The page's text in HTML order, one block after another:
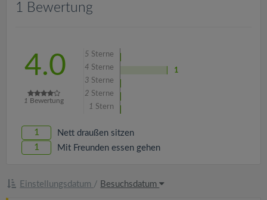
1 Bewertung
4.0
1 Bewertung
5 Sterne
4 Sterne
1
3 Sterne
2 Sterne
1 Stern
1 Nett draußen sitzen
1 Mit Freunden essen gehen
Einstellungsdatum / Besuchsdatum
a
i
o